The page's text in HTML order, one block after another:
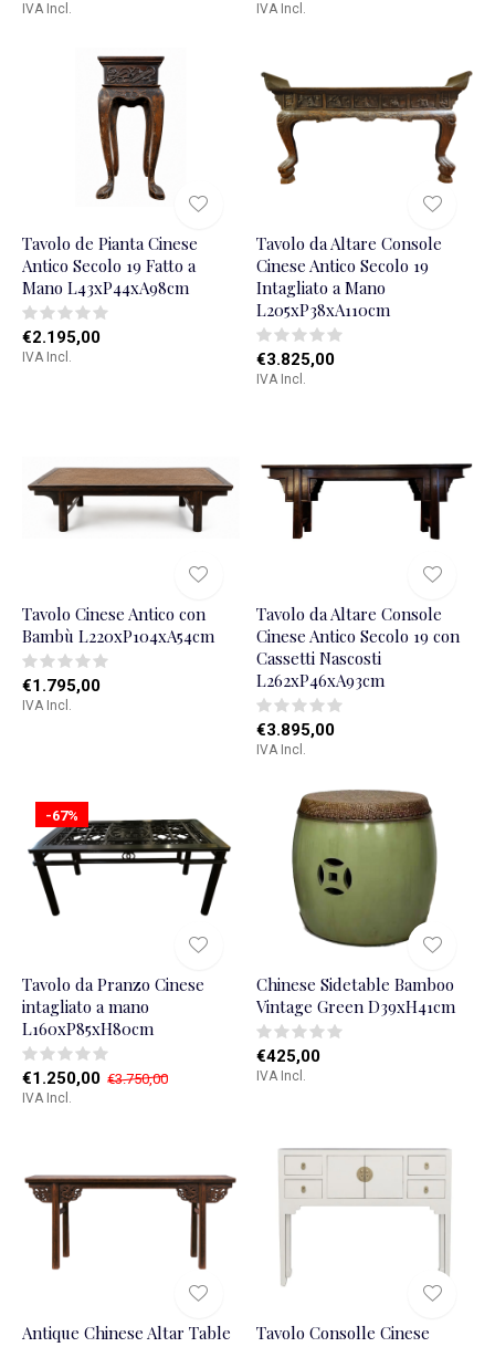
IVA Incl. IVA Incl.
Tavolo de Pianta Cinese
Antico Secolo 19 Fatto a
Mano L43xP44xA98cm
€2.195,00
IVA Incl.
Tavolo da Altare Console
Cinese Antico Secolo 19
Intagliato a Mano
L205xP38xA110cm
€3.825,00
IVA Incl.
Tavolo Cinese Antico con
Bambù L220xP104xA54cm
€1.795,00
IVA Incl.
Tavolo da Altare Console
Cinese Antico Secolo 19 con
Cassetti Nascosti
L262xP46xA93cm
€3.895,00
IVA Incl.
-67%
Tavolo da Pranzo Cinese
intagliato a mano
L160xP85xH80cm
€1.250,00 €3.750,00
IVA Incl.
Chinese Sidetable Bamboo
Vintage Green D39xH41cm
€425,00
IVA Incl.
Antique Chinese Altar Table
Tavolo Consolle Cinese